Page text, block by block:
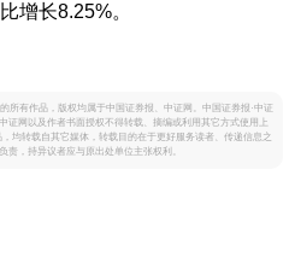
增长8.25%。
所有作品，版权均属于中国证券报、中证网。中国证券报·中证
证网以及作者书面授权不得转载、摘编或利用其它方式使用上
均转载自其它媒体，转载目的在于更好服务读者、传递信息之
责，持异议者应与原出处单位主张权利。